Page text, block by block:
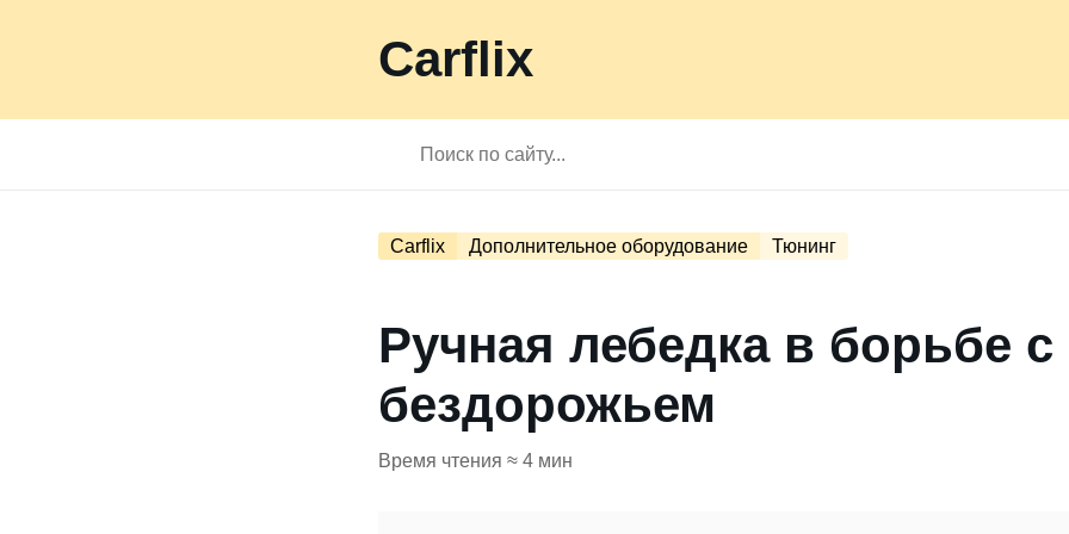
Carflix
Carflix Дополнительное оборудование Тюнинг
Ручная лебедка в борьбе с
бездорожьем
Время чтения ≈ 4 мин